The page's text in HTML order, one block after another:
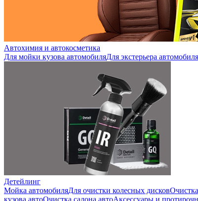
Автохимия и автокосметика
Для мойки кузова автомобиляДля экстерьера автомобиля
Детейлинг
Мойка автомобиляДля очистки колесных дисков
кузова автоОчистка салона автоАксессуары и